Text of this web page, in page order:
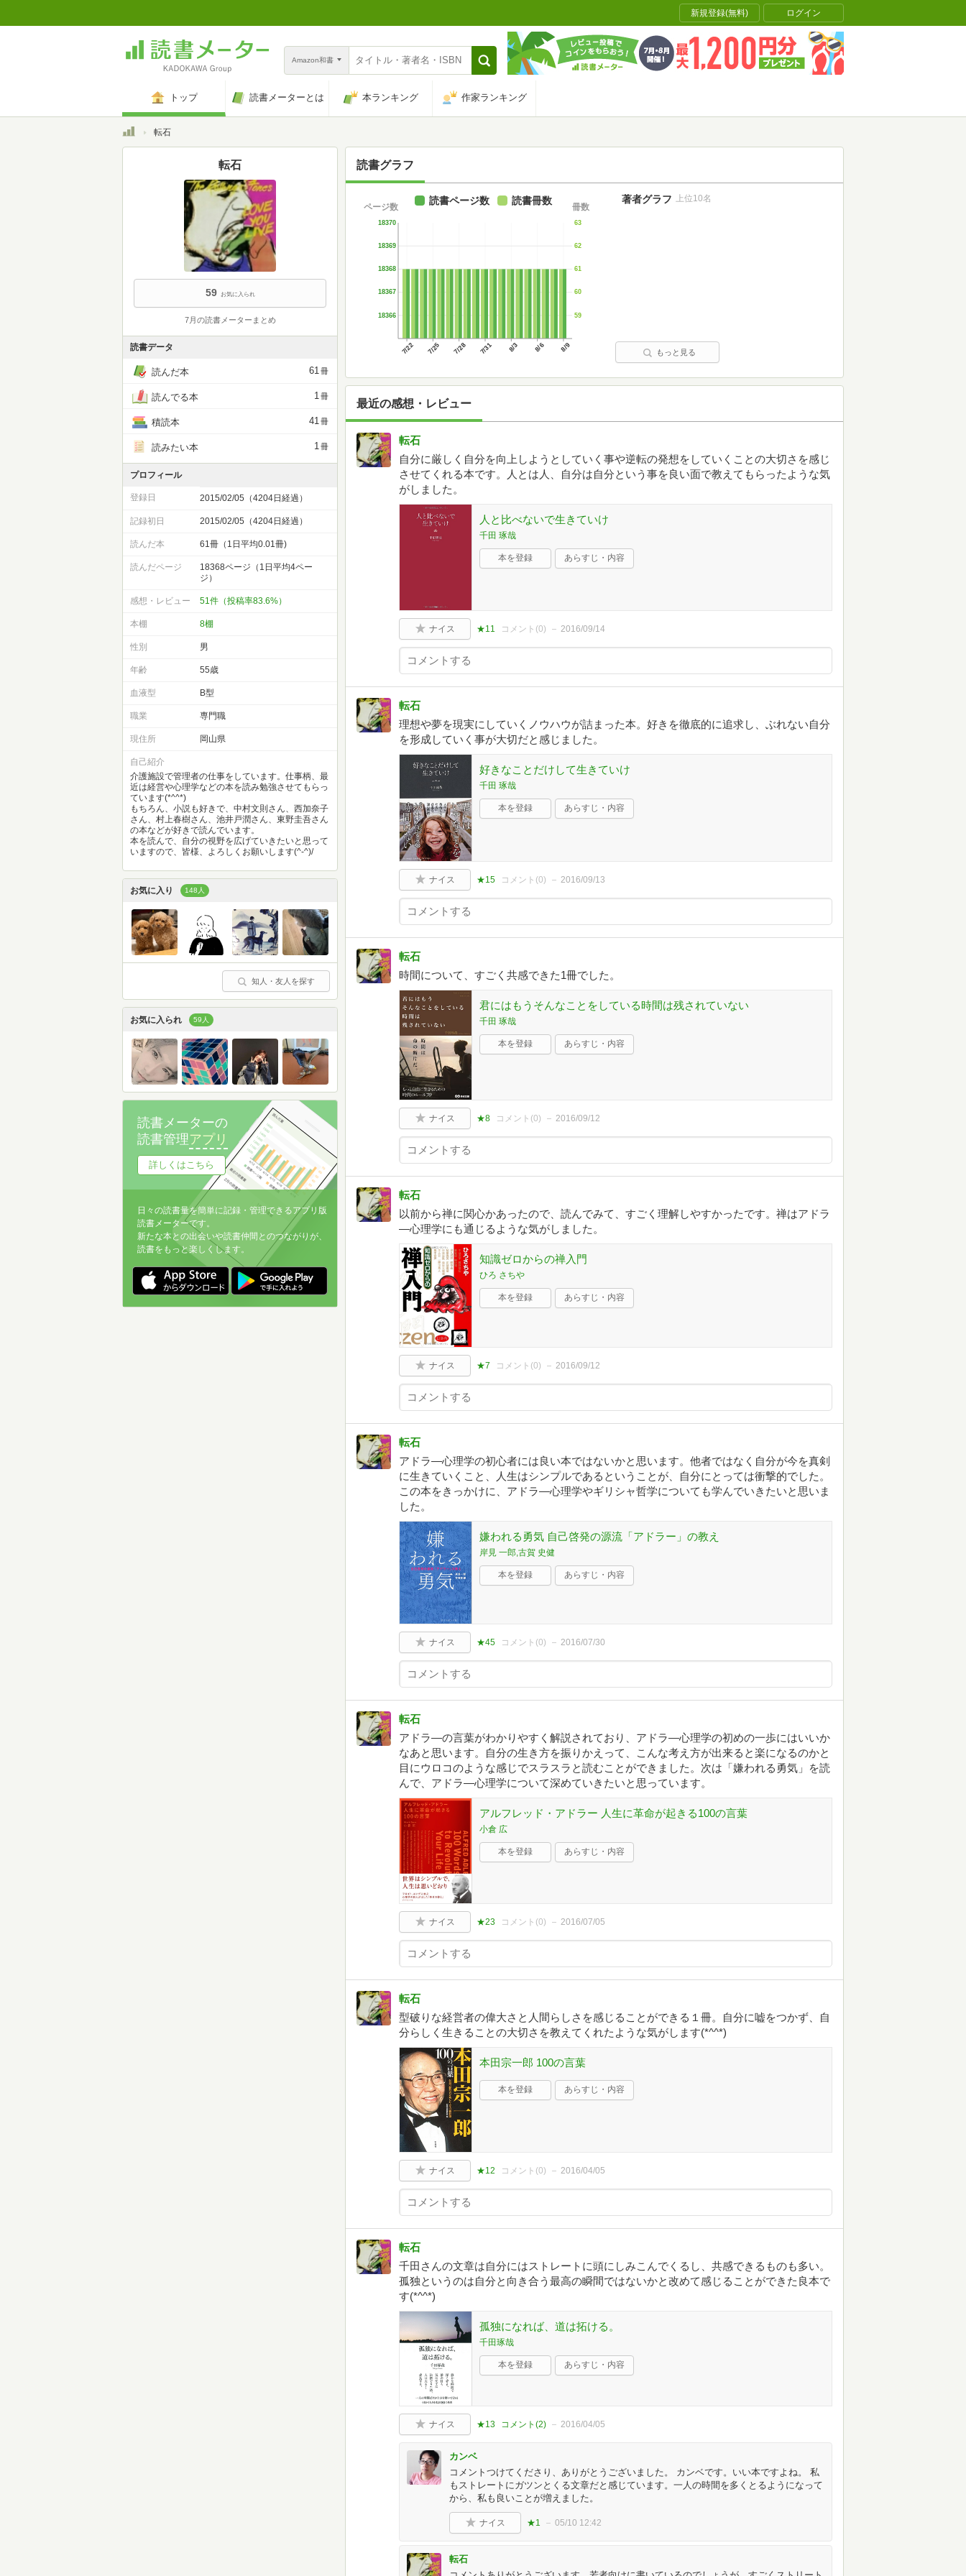
新規登録(無料) ログイン
Amazon和書
トップ 読書メーターとは 本ランキング 作家ランキング
トップ転石
読書グラフ
7/22 7/25 7/28 7/31 8/3 8/6 8/9
18366
18367
18368
18369
18370
ページ数
59
60
61
62
63
冊数
読書ページ数 読書冊数 著者グラフ 上位10名
もっと見る
最近の感想・レビュー
転石
自分に厳しく自分を向上しようとしていく事や逆転の発想をしていくことの大切さを感じ
させてくれる本です。人とは人、自分は自分という事を良い面で教えてもらったような気
がしました。
人と比べないで生きていけ
千田 琢哉
本を登録 あらすじ・内容
ナイス ★11 コメント(0) 2016/09/14
転石
理想や夢を現実にしていくノウハウが詰まった本。好きを徹底的に追求し、ぶれない自分
を形成していく事が大切だと感じました。
好きなことだけして生きていけ
千田 琢哉
本を登録 あらすじ・内容
ナイス ★15 コメント(0) 2016/09/13
転石
時間について、すごく共感できた1冊でした。
君にはもうそんなことをしている時間は残されていない
千田 琢哉
本を登録 あらすじ・内容
ナイス ★8 コメント(0) 2016/09/12
転石
以前から禅に関心かあったので、読んでみて、すごく理解しやすかったです。禅はアドラ
―心理学にも通じるような気がしました。
知識ゼロからの禅入門
ひろ さちや
本を登録 あらすじ・内容
ナイス ★7 コメント(0) 2016/09/12
転石
アドラ―心理学の初心者には良い本ではないかと思います。他者ではなく自分が今を真剣
に生きていくこと、人生はシンプルであるということが、自分にとっては衝撃的でした。
この本をきっかけに、アドラ―心理学やギリシャ哲学についても学んでいきたいと思いま
した。
嫌われる勇気 自己啓発の源流「アドラー」の教え
岸見 一郎,古賀 史健
本を登録 あらすじ・内容
ナイス ★45 コメント(0) 2016/07/30
転石
アドラ―の言葉がわかりやすく解説されており、アドラ―心理学の初めの一歩にはいいか
なあと思います。自分の生き方を振りかえって、こんな考え方が出来ると楽になるのかと
目にウロコのような感じでスラスラと読むことができました。次は「嫌われる勇気」を読
んで、アドラ―心理学について深めていきたいと思っています。
アルフレッド・アドラー 人生に革命が起きる100の言葉
小倉 広
本を登録 あらすじ・内容
ナイス ★23 コメント(0) 2016/07/05
転石
型破りな経営者の偉大さと人間らしさを感じることができる１冊。自分に嘘をつかず、自
分らしく生きることの大切さを教えてくれたような気がします(*^^*)
本田宗一郎 100の言葉
本を登録 あらすじ・内容
ナイス ★12 コメント(0) 2016/04/05
転石
千田さんの文章は自分にはストレートに頭にしみこんでくるし、共感できるものも多い。
孤独というのは自分と向き合う最高の瞬間ではないかと改めて感じることができた良本で
す(*^^*)
孤独になれば、道は拓ける。
千田琢哉
本を登録 あらすじ・内容
ナイス ★13 コメント(2) 2016/04/05
カンベ
コメントつけてくださり、ありがとうございました。 カンベです。いい本ですよね。 私
もストレートにガツンとくる文章だと感じています。一人の時間を多くとるようになって
から、私も良いことが増えました。
ナイス ★1 05/10 12:42
転石
転石
59 お気に入られ
7月の読書メーターまとめ
読書データ
読んだ本 61冊
読んでる本 1冊
積読本 41冊
読みたい本 1冊
プロフィール
登録日 2015/02/05（4204日経過）
記録初日 2015/02/05（4204日経過）
読んだ本 61冊（1日平均0.01冊)
読んだページ
18368ページ（1日平均4ペー
ジ）
感想・レビュー 51件（投稿率83.6%）
本棚 8棚
性別 男
年齢 55歳
血液型 B型
職業 専門職
現住所 岡山県
自己紹介
介護施設で管理者の仕事をしています。仕事柄、最
近は経営や心理学などの本を読み勉強させてもらっ
ています(*^^*)
もちろん、小説も好きで、中村文則さん、西加奈子
さん、村上春樹さん、池井戸潤さん、東野圭吾さん
の本などが好きで読んでいます。
本を読んで、自分の視野を広げていきたいと思って
いますので、皆様、よろしくお願いします(^-^)/
お気に入り 148人
知人・友人を探す
お気に入られ 59人
読書メーターの
読書管理アプリ
詳しくはこちら
日々の読書量を簡単に記録・管理できるアプリ版
読書メーターです。
新たな本との出会いや読書仲間とのつながりが、
読書をもっと楽しくします。